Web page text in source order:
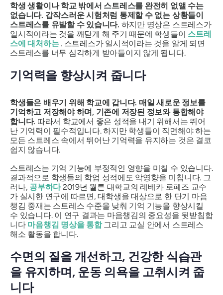
학생 생활이나 학교 밖에서 스트레스를 완전히 없앨 수는
없습니다. 갑작스러운 시험처럼 통제할 수 없는 상황들이
스트레스를 유발할 수 있습니다. 하지만 명상은 스트레스가
일시적이라는 것을 깨닫게 해 주기 때문에 학생들이 스트레
스에 대처하는. 스트레스가 일시적이라는 것을 알게 되면
스트레스를 너무 심각하게 받아들이지 않게 됩니다.
기억력을 향상시켜 줍니다
학생들은 배우기 위해 학교에 갑니다. 매일 새로운 정보를
기억하고 저장해야 하며, 기존에 저장된 정보와 통합해야
합니다. 따라서 학교에서 좋은 성적을 내기 위해서는 뛰어
난 기억력이 필수적입니다. 하지만 학생들이 직면해야 하는
모든 스트레스 속에서 뛰어난 기억력을 유지하는 것은 결코
쉽지 않습니다.
스트레스는 기억 기능에 부정적인 영향을 미칠 수 있습니다.
결과적으로 학생들의 학업 성적에도 악영향을 미칩니다. 그
러나, 공부하다2019년 월튼 대학교의 레베카 로페즈 교수
가 실시한 연구에 따르면, 대학생을 대상으로 한 단기 마음
챙김 중재는 스트레스 수준을 낮춰 기억 기능을 향상시킬
수 있습니다. 이 연구 결과는 마음챙김의 중요성을 뒷받침합
니다 마음챙김 명상을 통합그리고 교실 안에서 스트레스
해소 활동을 합니다.
수면의 질을 개선하고, 건강한 식습관
을 유지하며, 운동 의욕을 고취시켜 줍
니다